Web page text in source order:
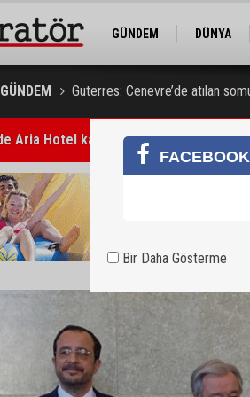
GÜNDEM DÜNYA
GÜNDEM Guterres: Cenevre’de atılan
“Vizyon ve Proje Çalıştayı” geniş
Bir Daha Gösterme